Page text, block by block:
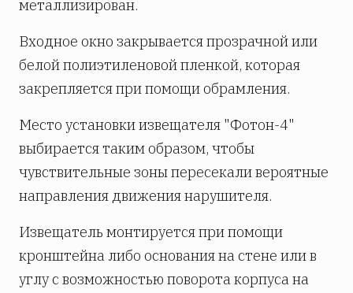
металлизирован.
Входное окно закрывается прозрачной или
белой полиэтиленовой пленкой, которая
закрепляется при помощи обрамления.
Место установки извещателя "Фотон-4"
выбирается таким образом, чтобы
чувствительные зоны пересекали вероятные
направления движения нарушителя.
Извещатель монтируется при помощи
кронштейна либо основания на стене или в
углу с возможностью поворота корпуса на